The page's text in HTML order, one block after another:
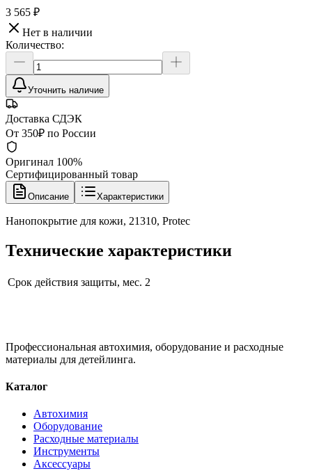
3 565 ₽
Нет в наличии
Количество:
Уточнить наличие
Доставка СДЭК
От 350₽ по России
Оригинал 100%
Сертифицированный товар
Описание Характеристики
Нанопокрытие для кожи, 21310, Protec
Технические характеристики
Срок действия защиты, мес. 2
Профессиональная автохимия, оборудование и расходные
материалы для детейлинга.
Каталог
Автохимия
Оборудование
Расходные материалы
Инструменты
Аксессуары